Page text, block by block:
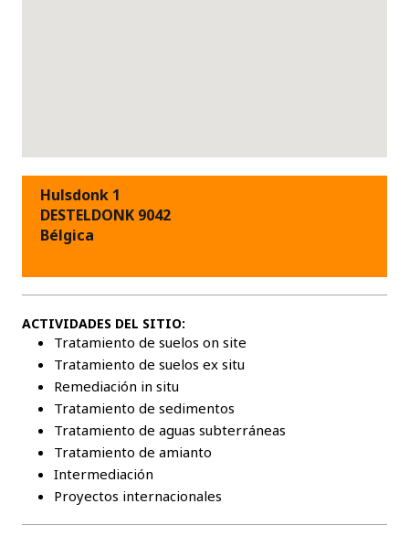
Hulsdonk 1
DESTELDONK 9042
Bélgica
ACTIVIDADES DEL SITIO:
Tratamiento de suelos on site
Tratamiento de suelos ex situ
Remediación in situ
Tratamiento de sedimentos
Tratamiento de aguas subterráneas
Tratamiento de amianto
Intermediación
Proyectos internacionales